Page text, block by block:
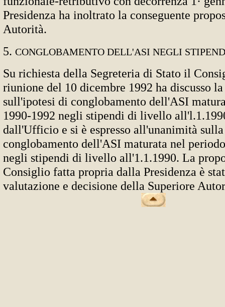
Presidenza ha inoltrato la conseguente
Autorità.
5. CONGLOBAMENTO DELL'ASI NEGLI
Su richiesta della Segreteria di Stato il
riunione del 10 dicembre 1992 ha discusso
sull'ipotesi di conglobamento dell'ASI
1990-1992 negli stipendi di livello
dall'Ufficio e si è espresso all'unanimità
conglobamento dell'ASI maturata nel
negli stipendi di livello all'1.1.1990. La
Consiglio fatta propria dalla Presidenza è
valutazione e decisione della Superiore